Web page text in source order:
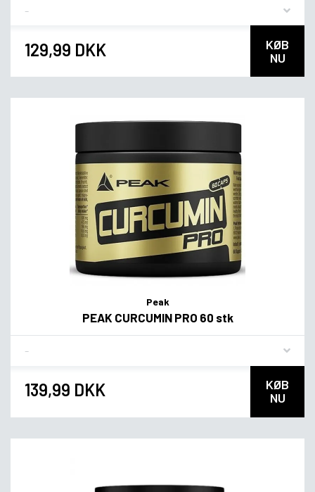
129,99 DKK
KØB
NU
Peak
PEAK CURCUMIN PRO 60 stk
139,99 DKK
KØB
NU